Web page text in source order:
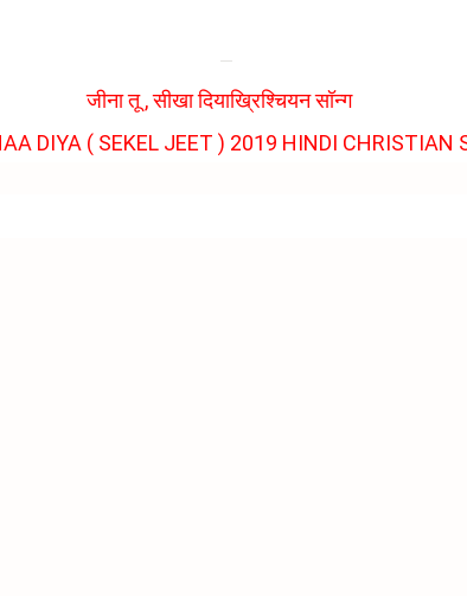
जीना तू , सीखा दियाख्रिश्चियन सॉन्ग
DIYA ( SEKEL JEET ) 2019 HINDI CHRISTIAN